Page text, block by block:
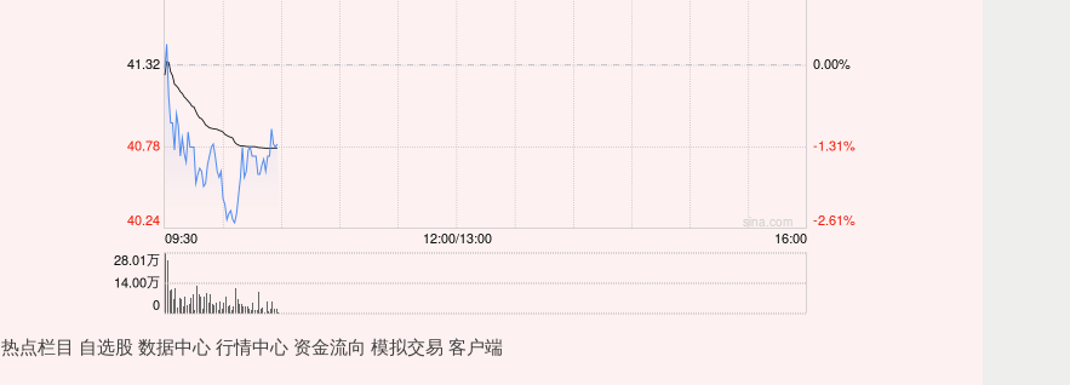
热点栏目 自选股 数据中心 行情中心 资金流向 模拟交易 客户端